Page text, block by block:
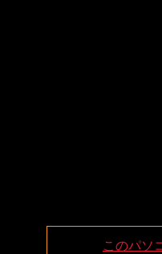
このパソ